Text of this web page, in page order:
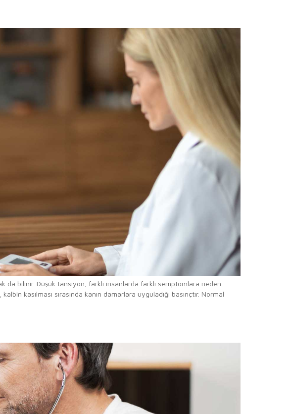
da bilinir. Düşük tansiyon, farklı insanlarda farklı semptomlara neden
kasılması sırasında kanın damarlara uyguladığı basınçtır. Normal